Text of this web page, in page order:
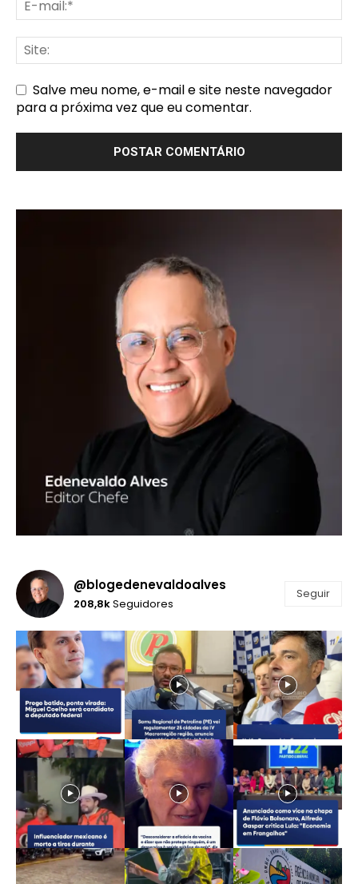
Salve meu nome, e-mail e site neste navegador
para a próxima vez que eu comentar.
@blogedenevaldoalves
208,8kSeguidores
Seguir